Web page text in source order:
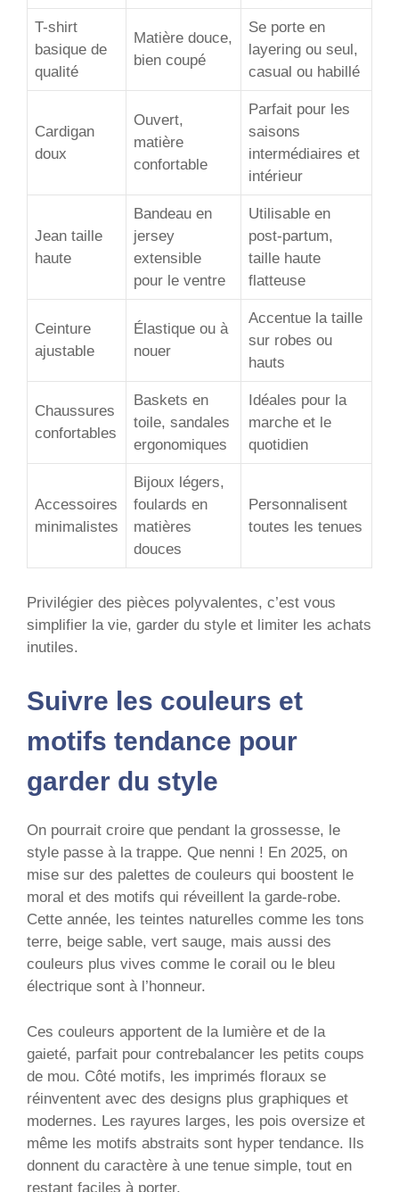
T-shirt
basique de
qualité
Matière douce,
bien coupé
Se porte en
layering ou seul,
casual ou habillé
Cardigan
doux
Ouvert,
matière
confortable
Parfait pour les
saisons
intermédiaires et
intérieur
Jean taille
haute
Bandeau en
jersey
extensible
pour le ventre
Utilisable en
post-partum,
taille haute
flatteuse
Ceinture
ajustable
Élastique ou à
nouer
Accentue la taille
sur robes ou
hauts
Chaussures
confortables
Baskets en
toile, sandales
ergonomiques
Idéales pour la
marche et le
quotidien
Accessoires
minimalistes
Bijoux légers,
foulards en
matières
douces
Personnalisent
toutes les tenues
Privilégier des pièces polyvalentes, c’est vous
simplifier la vie, garder du style et limiter les achats
inutiles.
Suivre les couleurs et
motifs tendance pour
garder du style
On pourrait croire que pendant la grossesse, le
style passe à la trappe. Que nenni ! En 2025, on
mise sur des palettes de couleurs qui boostent le
moral et des motifs qui réveillent la garde-robe.
Cette année, les teintes naturelles comme les tons
terre, beige sable, vert sauge, mais aussi des
couleurs plus vives comme le corail ou le bleu
électrique sont à l’honneur.
Ces couleurs apportent de la lumière et de la
gaieté, parfait pour contrebalancer les petits coups
de mou. Côté motifs, les imprimés floraux se
réinventent avec des designs plus graphiques et
modernes. Les rayures larges, les pois oversize et
même les motifs abstraits sont hyper tendance. Ils
donnent du caractère à une tenue simple, tout en
restant faciles à porter.